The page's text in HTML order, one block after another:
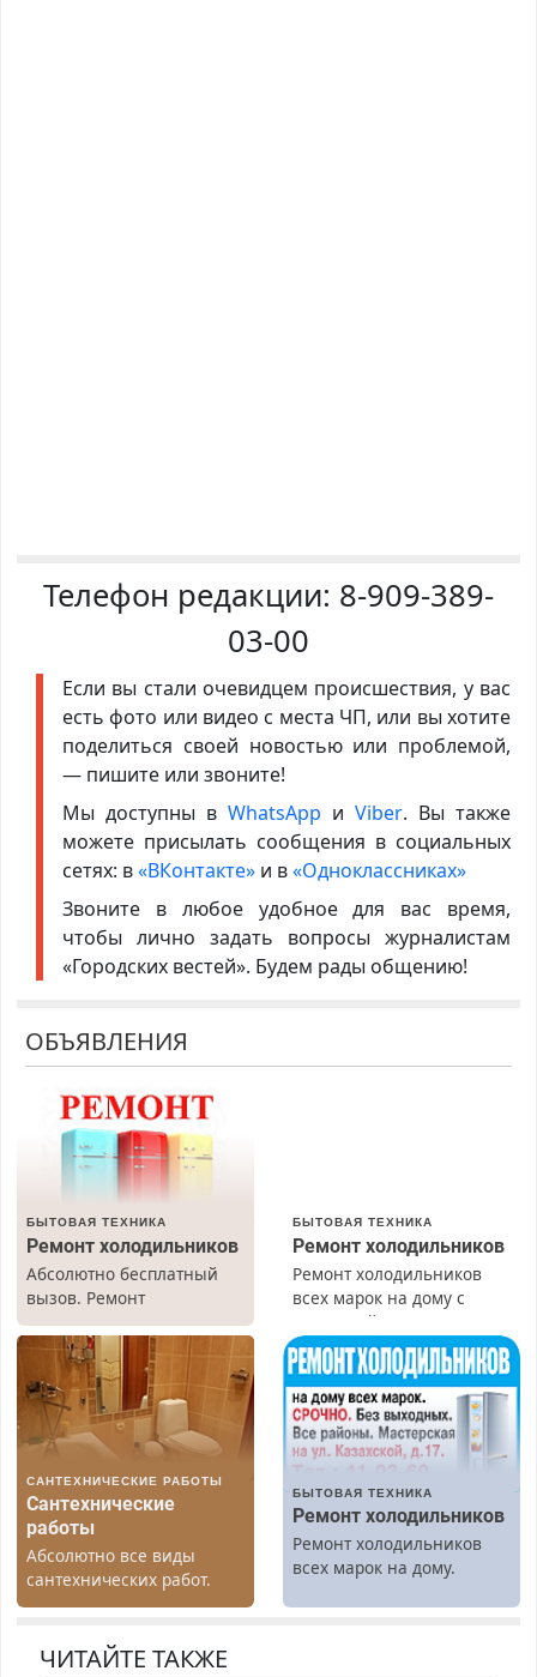
Телефон редакции: 8-909-389-
03-00
Если вы стали очевидцем происшествия, у вас
есть фото или видео с места ЧП, или вы хотите
поделиться своей новостью или проблемой,
— пишите или звоните!
Мы доступны в WhatsApp иViber. Вы также
можете присылать сообщения в социальных
сетях: в«ВКонтакте»и в«Одноклассниках»
Звоните в любое удобное для вас время,
чтобы лично задать вопросы журналистам
«Городских вестей». Будем рады общению!
ОБЪЯВЛЕНИЯ
БЫТОВАЯ ТЕХНИКА
Ремонт холодильников
Абсолютно бесплатный
вызов. Ремонт
холодильников всех
марок на дому, с
гарантией. Все р-ны.
Срочно. Без выходных.
Пенсионерам – скидки до
40%. Мастер со стажем.
БЫТОВАЯ ТЕХНИКА
Ремонт холодильников
Ремонт холодильников
всех марок на дому с
гарантией. Замена
резины. Качественно.
Недорого. Без выходных.
Все районы. Скидка.
Вызов бесплатный.
САНТЕХНИЧЕСКИЕ РАБОТЫ
Сантехнические
работы
Абсолютно все виды
сантехнических работ.
Быстро. Качественно.
БЫТОВАЯ ТЕХНИКА
Ремонт холодильников
Ремонт холодильников
всех марок на дому.
ЧИТАЙТЕ ТАКЖЕ